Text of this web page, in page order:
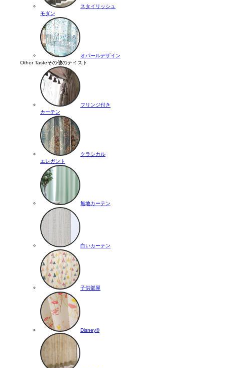
スタイリッシュ
モダン
オパールデザイン
Other Tasteその他のテイスト
フリンジ付き
カーテン
クラシカル
エレガント
無地カーテン
白いカーテン
子供部屋
Disney®